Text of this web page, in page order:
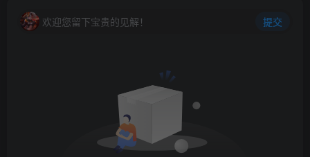
欢迎您留下宝贵的见解！ 提交